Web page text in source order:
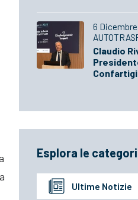
6
Claudio
Esplora le
Ultime Notizie